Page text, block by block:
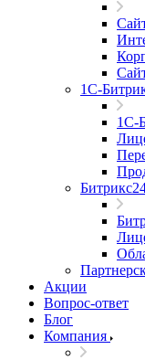
1С-
1С-
Акции
Вопрос-ответ
Блог
Компания